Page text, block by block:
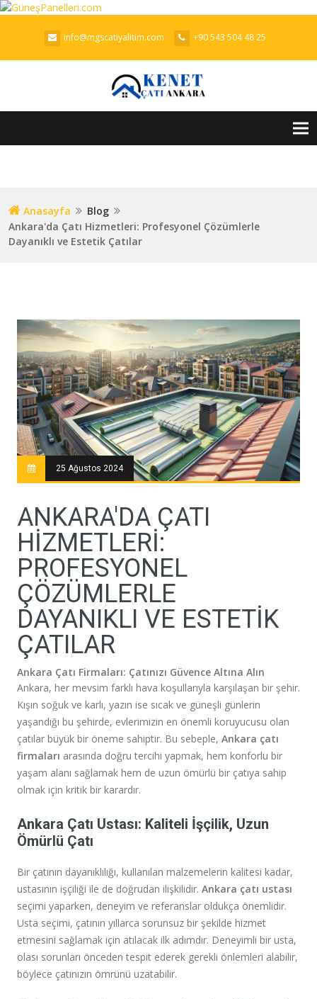
info@mgscatiyalitim.com +90 543 504 48 25
Anasayfa
Blog
Ankara'da Çatı Hizmetleri: Profesyonel Çözümlerle
Dayanıklı ve Estetik Çatılar
ANKARA'DA ÇATI
HIZMETLERI:
PROFESYONEL
ÇÖZÜMLERLE
DAYANIKLI VE ESTETIK
ÇATILAR
25 Ağustos 2024
Ankara Çatı Firmaları: Çatınızı Güvence Altına Alın
Ankara, her mevsim farklı hava koşullarıyla karşılaşan bir şehir.
Kışın soğuk ve karlı, yazın ise sıcak ve güneşli günlerin
yaşandığı bu şehirde, evlerimizin en önemli koruyucusu olan
çatılar büyük bir öneme sahiptir. Bu sebeple, Ankara çatı
firmaları arasında doğru tercihi yapmak, hem konforlu bir
yaşam alanı sağlamak hem de uzun ömürlü bir çatıya sahip
olmak için kritik bir karardır.
Ankara Çatı Ustası: Kaliteli İşçilik, Uzun
Ömürlü Çatı
Bir çatının dayanıklılığı, kullanılan malzemelerin kalitesi kadar,
ustasının işçiliği ile de doğrudan ilişkilidir. Ankara çatı ustası
seçimi yaparken, deneyim ve referanslar oldukça önemlidir.
Usta seçimi, çatının yıllarca sorunsuz bir şekilde hizmet
etmesini sağlamak için atılacak ilk adımdır. Deneyimli bir usta,
olası sorunları önceden tespit ederek gerekli önlemleri alabilir,
böylece çatınızın ömrünü uzatabilir.